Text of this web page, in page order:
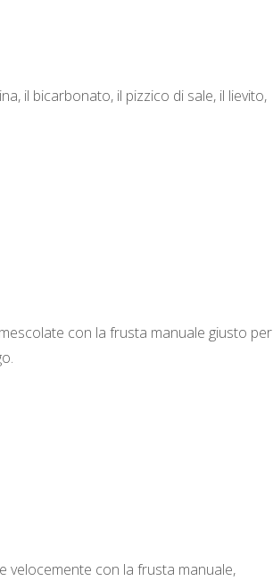
il bicarbonato, il pizzico di sale, il lievito,
con la frusta manuale giusto per
velocemente con la frusta manuale,